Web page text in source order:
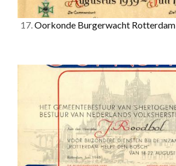
17.Oorkonde Burgerwacht Rotterdam